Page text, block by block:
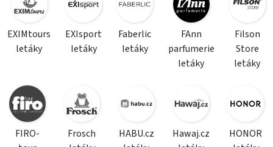
EXIMtours
letáky
EXIsport
letáky
Faberlic
letáky
FAnn
parfumerie
letáky
Filson
Store
letáky
FIRO-
Frosch
HABU.cz
Hawaj.cz
HONOR